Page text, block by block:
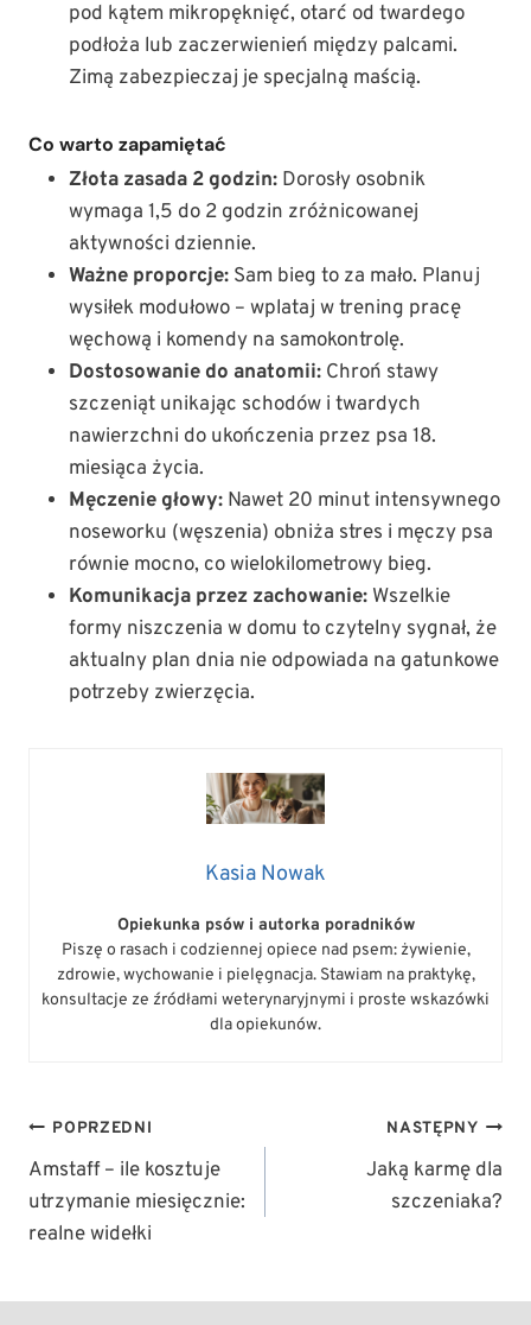
pod kątem mikropęknięć, otarć od twardego
podłoża lub zaczerwienień między palcami.
Zimą zabezpieczaj je specjalną maścią.
Co warto zapamiętać
Złota zasada 2 godzin: Dorosły osobnik
wymaga 1,5 do 2 godzin zróżnicowanej
aktywności dziennie.
Ważne proporcje: Sam bieg to za mało. Planuj
wysiłek modułowo – wplataj w trening pracę
węchową i komendy na samokontrolę.
Dostosowanie do anatomii: Chroń stawy
szczeniąt unikając schodów i twardych
nawierzchni do ukończenia przez psa 18.
miesiąca życia.
Męczenie głowy: Nawet 20 minut intensywnego
noseworku (węszenia) obniża stres i męczy psa
równie mocno, co wielokilometrowy bieg.
Komunikacja przez zachowanie: Wszelkie
formy niszczenia w domu to czytelny sygnał, że
aktualny plan dnia nie odpowiada na gatunkowe
potrzeby zwierzęcia.
Kasia Nowak
Opiekunka psów i autorka poradników
Piszę o rasach i codziennej opiece nad psem: żywienie,
zdrowie, wychowanie i pielęgnacja. Stawiam na praktykę,
konsultacje ze źródłami weterynaryjnymi i proste wskazówki
dla opiekunów.
NAWIGACJA
WPISU
POPRZEDNI
Amstaff – ile kosztuje
utrzymanie miesięcznie:
realne widełki
NASTĘPNY
Jaką karmę dla
szczeniaka?